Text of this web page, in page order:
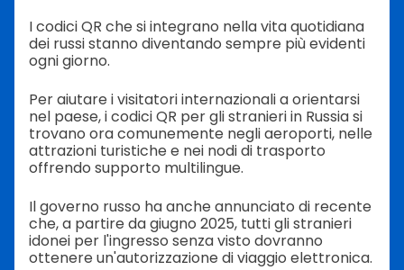
I codici QR che si integrano nella vita quotidiana
dei russi stanno diventando sempre più evidenti
ogni giorno.
Per aiutare i visitatori internazionali a orientarsi
nel paese, i codici QR per gli stranieri in Russia si
trovano ora comunemente negli aeroporti, nelle
attrazioni turistiche e nei nodi di trasporto
offrendo supporto multilingue.
Il governo russo ha anche annunciato di recente
che, a partire da giugno 2025, tutti gli stranieri
idonei per l'ingresso senza visto dovranno
ottenere un'autorizzazione di viaggio elettronica.